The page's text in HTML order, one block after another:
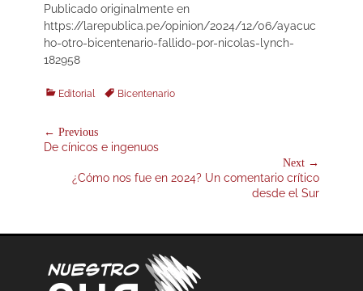
Publicado originalmente en
https://larepublica.pe/opinion/2024/12/06/ayacuc
ho-otro-bicentenario-fallido-por-nicolas-lynch-
182958
Categories
Editorial TagsBicentenario
Navegación
de
entradas
← Previous
Previous
De cínicos e ingenuos
Next →
¿Cómo nos fue en 2024? Un comentario crítico
desde el Sur